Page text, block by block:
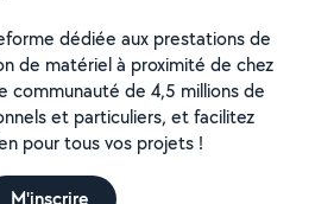
dédiée aux prestations de
de matériel à proximité de chez
communauté de 4,5 millions de
et particuliers, et facilitez
pour tous vos projets !
M'inscrire